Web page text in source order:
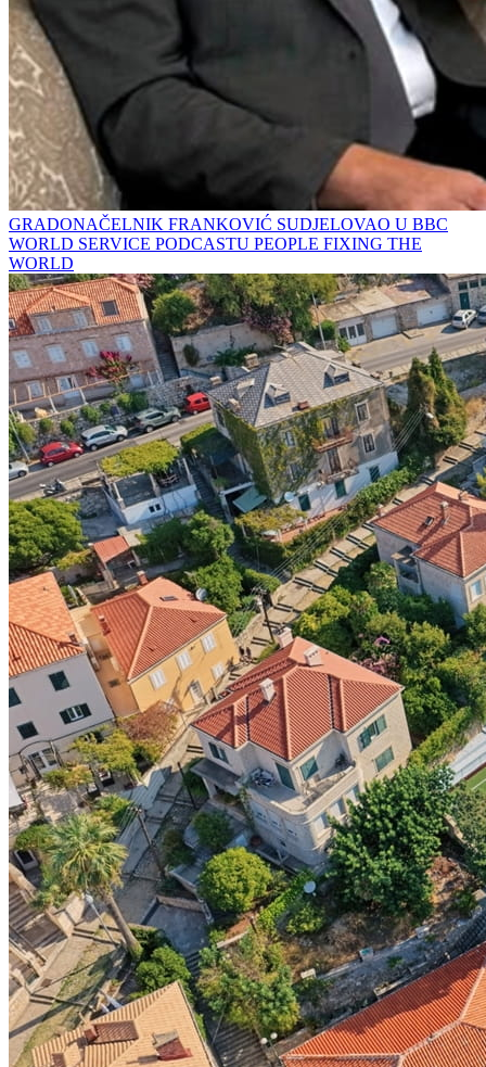
GRADONAČELNIK FRANKOVIĆ SUDJELOVAO U BBC
WORLD SERVICE PODCASTU PEOPLE FIXING THE
WORLD